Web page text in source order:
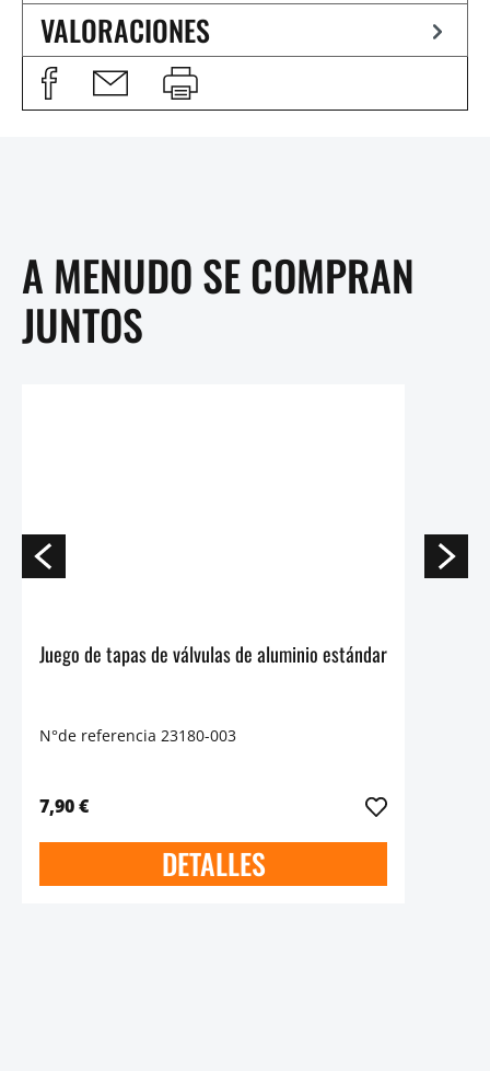
VALORACIONES
A MENUDO SE COMPRAN
JUNTOS
Juego de tapas de válvulas de aluminio estándar
N°de referencia 23180-003
7,90 €
DETALLES